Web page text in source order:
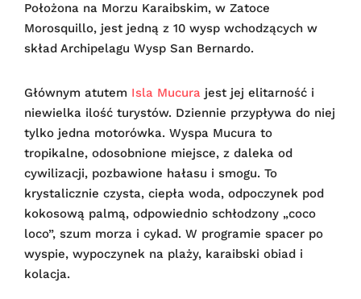
Położona na Morzu Karaibskim, w Zatoce
Morosquillo, jest jedną z 10 wysp wchodzących w
skład Archipelagu Wysp San Bernardo.
Głównym atutem Isla Mucura jest jej elitarność i
niewielka ilość turystów. Dziennie przypływa do niej
tylko jedna motorówka. Wyspa Mucura to
tropikalne, odosobnione miejsce, z daleka od
cywilizacji, pozbawione hałasu i smogu. To
krystalicznie czysta, ciepła woda, odpoczynek pod
kokosową palmą, odpowiednio schłodzony „coco
loco”, szum morza i cykad. W programie spacer po
wyspie, wypoczynek na plaży, karaibski obiad i
kolacja.